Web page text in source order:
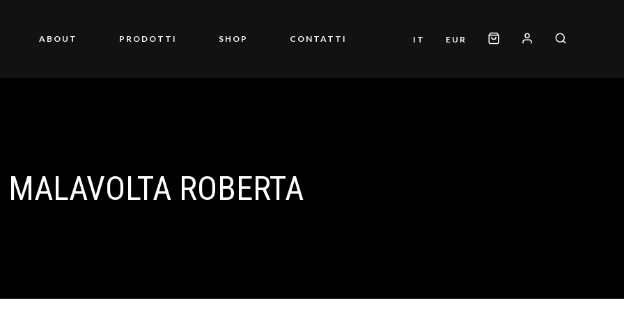
ABOUT PRODOTTI SHOP CONTATTI IT EUR
MALAVOLTA ROBERTA